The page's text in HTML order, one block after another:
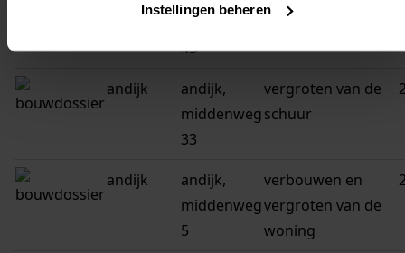
Instellingen beheren
middenweg
45
woning
andijk
andijk,
middenweg
33
vergroten van de
schuur
andijk
andijk,
middenweg
5
verbouwen en
vergroten van de
woning